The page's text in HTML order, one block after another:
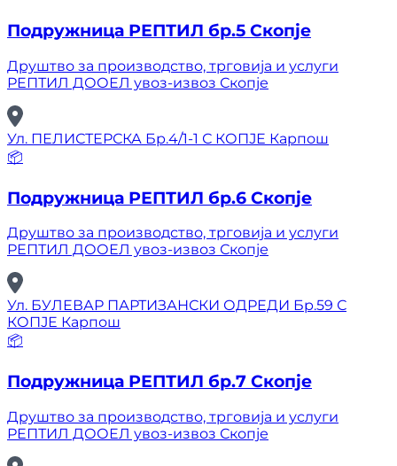
Подружница РЕПТИЛ бр.5 Скопје
Друштво за производство, трговија и услуги
РЕПТИЛ ДООЕЛ увоз-извоз Скопје
Ул. ПЕЛИСТЕРСКА Бр.4/1-1 С КОПЈЕ Карпош
📦
Подружница РЕПТИЛ бр.6 Скопје
Друштво за производство, трговија и услуги
РЕПТИЛ ДООЕЛ увоз-извоз Скопје
Ул. БУЛЕВАР ПАРТИЗАНСКИ ОДРЕДИ Бр.59 С
КОПЈЕ Карпош
📦
Подружница РЕПТИЛ бр.7 Скопје
Друштво за производство, трговија и услуги
РЕПТИЛ ДООЕЛ увоз-извоз Скопје